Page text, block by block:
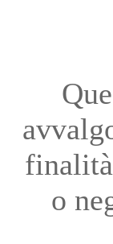
o